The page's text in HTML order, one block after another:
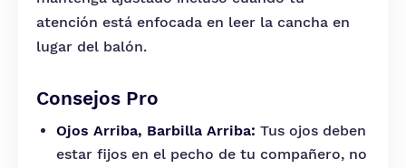
atención está enfocada en leer la cancha en
lugar del balón.
Consejos Pro
Ojos Arriba, Barbilla Arriba: Tus ojos deben
estar fijos en el pecho de tu compañero, no